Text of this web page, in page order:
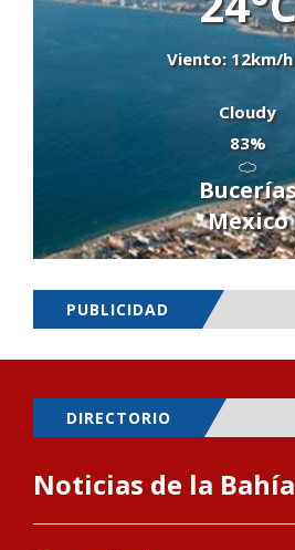
Viento: 12km/h
Cloudy
83%
Mexico
PUBLICIDAD
DIRECTORIO
Noticias de la